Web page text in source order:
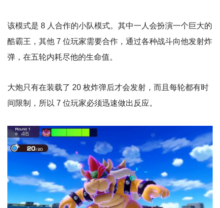
该模式是 8 人合作的小队模式。其中一人会扮演一个巨大的
酷霸王，其他 7 位玩家需要合作，通过各种战斗向他发射炸
弹，在五轮内耗尽他的生命值。
大炮只有在装载了 20 枚炸弹后才会发射，而且每轮都有时
间限制，所以 7 位玩家必须迅速做出反应。